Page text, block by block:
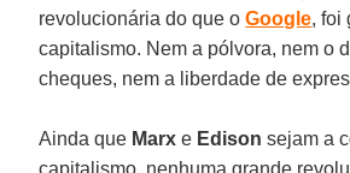
revolucionária do que oGoogle, foi
capitalismo. Nem a pólvora, nem o
cheques, nem a liberdade de
Ainda que Marx e Edison sejam a
capitalismo, nenhuma grande